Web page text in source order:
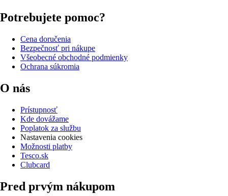
Potrebujete pomoc?
Cena doručenia
Bezpečnosť pri nákupe
Všeobecné obchodné podmienky
Ochrana súkromia
O nás
Prístupnosť
Kde dovážame
Poplatok za službu
Nastavenia cookies
Možnosti platby
Tesco.sk
Clubcard
Pred prvým nákupom